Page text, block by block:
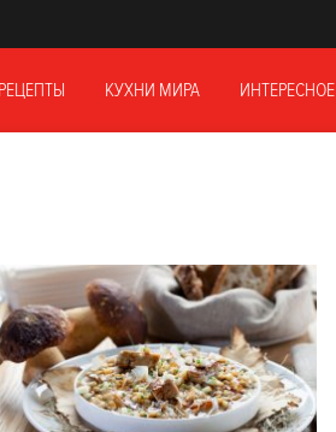
РЕЦЕПТЫ КУХНИ МИРА ИНТЕРЕСНОЕ